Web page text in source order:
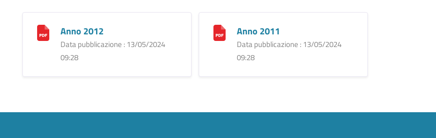
Anno 2012
Data pubblicazione : 13/05/2024
09:28
Anno 2011
Data pubblicazione : 13/05/2024
09:28